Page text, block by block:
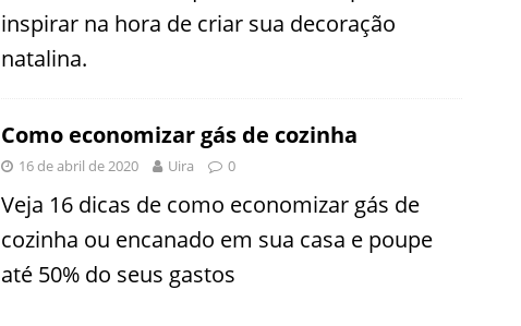
inspirar na hora de criar sua decoração
natalina.
Como economizar gás de cozinha
16 de abril de 2020 Uira 0
Veja 16 dicas de como economizar gás de
cozinha ou encanado em sua casa e poupe
até 50% do seus gastos